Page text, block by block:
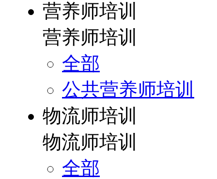
营养师培训
营养师培训
全部
公共营养师培训
物流师培训
物流师培训
全部